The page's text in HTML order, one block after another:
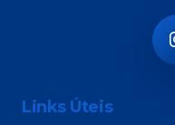
Links Úteis